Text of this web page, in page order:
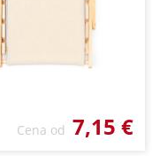
Cena od 7,15 €